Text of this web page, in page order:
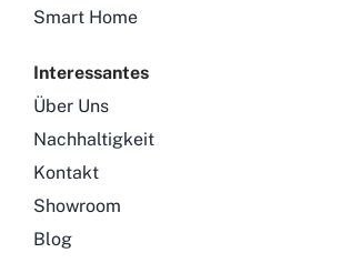
Smart Home
Interessantes
Über Uns
Nachhaltigkeit
Kontakt
Showroom
Blog